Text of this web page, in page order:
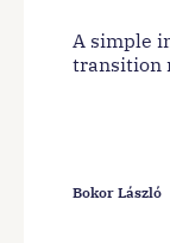
A simple
transition
Bokor László